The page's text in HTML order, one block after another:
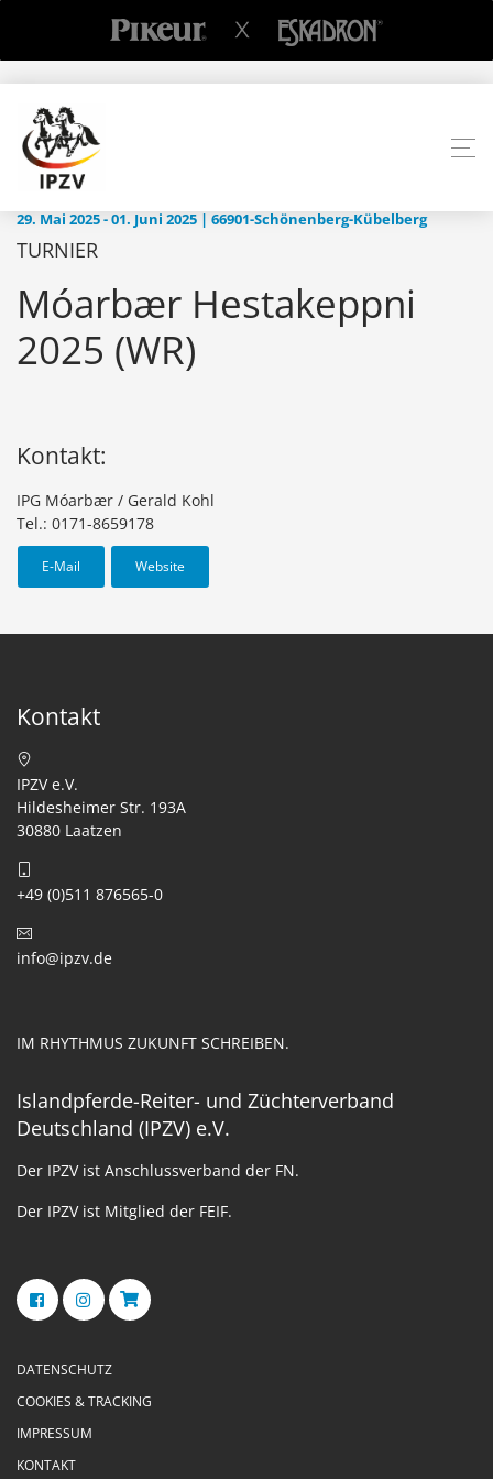
29. Mai 2025 - 01. Juni 2025 | 66901-Schönenberg-Kübelberg
TURNIER
Móarbær Hestakeppni
2025 (WR)
Kontakt:
IPG Móarbær / Gerald Kohl
Tel.: 0171-8659178
E-Mail Website
Kontakt
IPZV e.V.
Hildesheimer Str. 193A
30880 Laatzen
+49 (0)511 876565-0
info@ipzv.de
IM RHYTHMUS ZUKUNFT SCHREIBEN.
Islandpferde-Reiter- und Züchterverband
Deutschland (IPZV) e.V.
Der IPZV ist Anschlussverband der FN.
Der IPZV ist Mitglied der FEIF.
DATENSCHUTZ
COOKIES & TRACKING
IMPRESSUM
KONTAKT